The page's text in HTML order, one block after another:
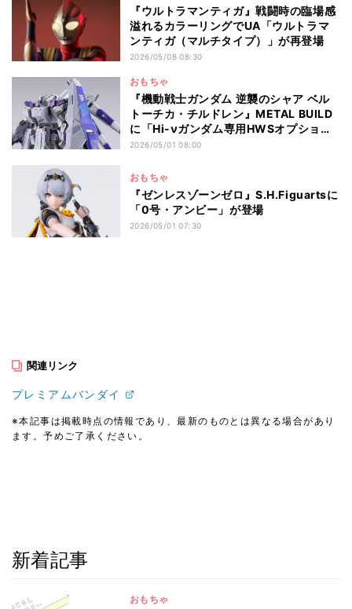
『ウルトラマンティガ』戦闘時の臨場感
溢れるカラーリングでUA「ウルトラマ
ンティガ（マルチタイプ）」が再登場
2026/05/08 08:30
おもちゃ
『機動戦士ガンダム 逆襲のシャア ベル
トーチカ・チルドレン』METAL BUILD
に「Hi-νガンダム専用HWSオプション
セット」登場
2026/05/01 08:00
おもちゃ
『ゼンレスゾーンゼロ』S.H.Figuartsに
「0号・アンビー」が登場
2026/05/01 07:30
関連リンク
プレミアムバンダイ
※本記事は掲載時点の情報であり、最新のものとは異なる場合があり
ます。予めご了承ください。
新着記事
おもちゃ